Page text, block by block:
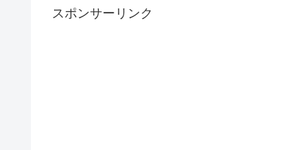
スポンサーリンク